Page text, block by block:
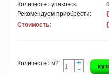
Количество упаковок: 0
Рекомендуем приобрести:
Стоимость:
Количество м2: +
-